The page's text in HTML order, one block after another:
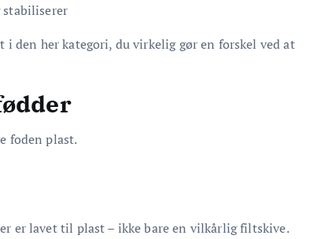
stabiliserer
i den her kategori, du virkelig gør en forskel ved at
foden plast.
er lavet til plast – ikke bare en vilkårlig filtskive.